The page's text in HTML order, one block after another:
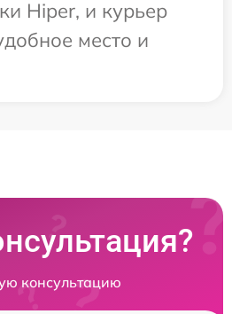
Hiper, и курьер
место и
консультацию